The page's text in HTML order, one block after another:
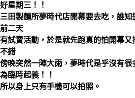
好星期三！！
三田製麵所夢時代店開幕要去吃，誰知
前二天
有試賣活動，於是就先跑真的怕開幕又
不錯
傍晚突然一陣大雨，夢時代是乎沒有很
為臨時起義！！
所以身上只有手機可以拍照。